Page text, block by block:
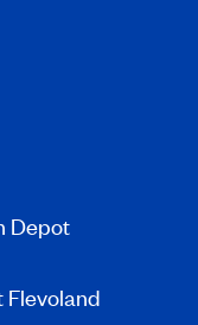
Depot